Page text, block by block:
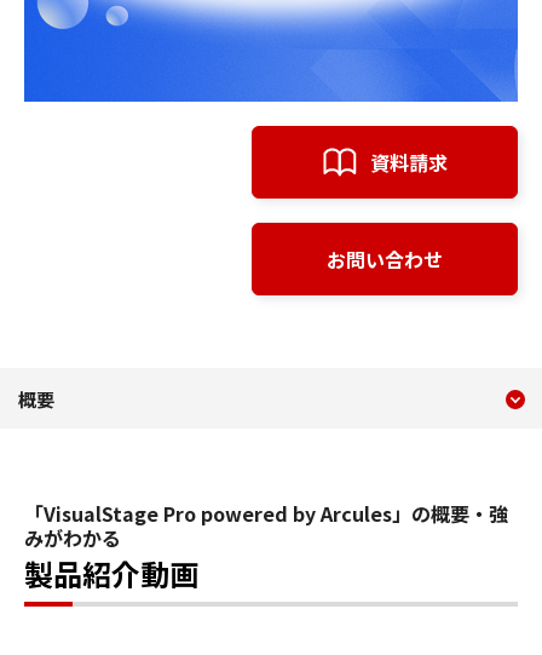
資料請求
お問い合わせ
概要 ハイブリッド型クラ
現在のコンテンツ
概要
「VisualStage Pro powered by Arcules」の概要・強
みがわかる
製品紹介動画